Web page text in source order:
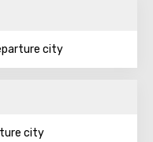
city
city